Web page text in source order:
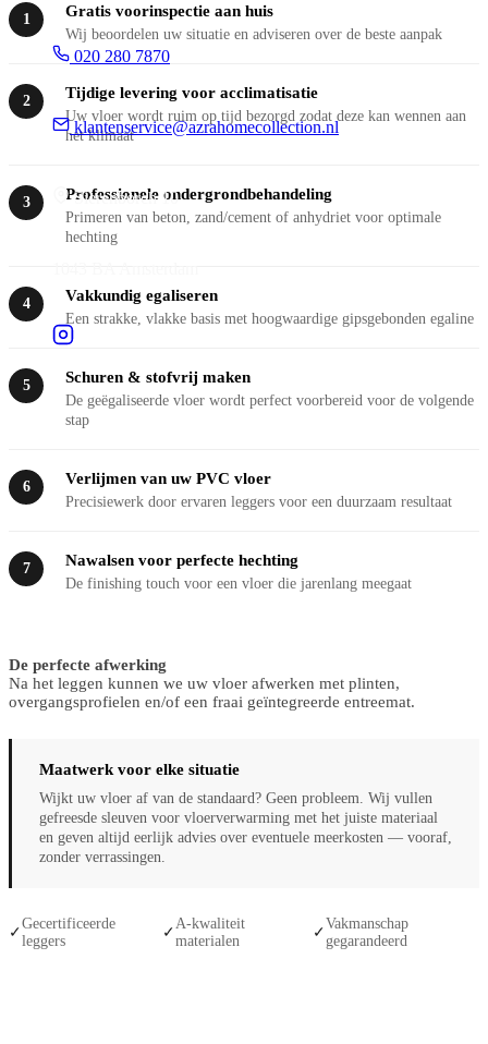
020 280 7870
klantenservice@azrahomecollection.nl
Sierenborch 10
1 Gratis voorinspectie aan huis
Wij beoordelen uw situatie en adviseren over de beste aanpak
2 Tijdige levering voor acclimatisatie
Uw vloer wordt ruim op tijd bezorgd zodat deze kan wennen aan
het klimaat
3 Professionele ondergrondbehandeling
Primeren van beton, zand/cement of anhydriet voor optimale
hechting
4 Vakkundig egaliseren
Een strakke, vlakke basis met hoogwaardige gipsgebonden egaline
5 Schuren & stofvrij maken
De geëgaliseerde vloer wordt perfect voorbereid voor de volgende
stap
6 Verlijmen van uw PVC vloer
Precisiewerk door ervaren leggers voor een duurzaam resultaat
7 Nawalsen voor perfecte hechting
De finishing touch voor een vloer die jarenlang meegaat
De perfecte afwerking
Na het leggen kunnen we uw vloer afwerken met plinten,
overgangsprofielen en/of een fraai geïntegreerde entreemat.
Maatwerk voor elke situatie
Wijkt uw vloer af van de standaard? Geen probleem. Wij vullen
gefreesde sleuven voor vloerverwarming met het juiste materiaal
en geven altijd eerlijk advies over eventuele meerkosten — vooraf,
zonder verrassingen.
✓
Gecertificeerde
leggers
✓
A-kwaliteit
materialen
✓
Vakmanschap
gegarandeerd